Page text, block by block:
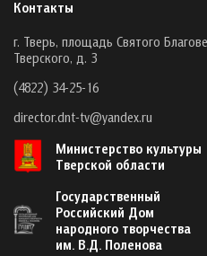
Контакты
г. Тверь, площадь Святого
Тверского, д. 3
(4822) 34-25-16
director.dnt-tv@yandex.ru
Министерство культуры
Тверской области
Государственный
Российский Дом
народного творчества
им. В.Д. Поленова